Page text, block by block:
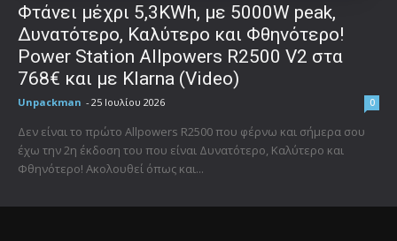
Φτάνει μέχρι 5,3KWh, με 5000W peak,
Δυνατότερο, Καλύτερο και Φθηνότερο!
Power Station Allpowers R2500 V2 στα
768€ και με Klarna (Video)
Unpackman - 25 Ιουλίου 2026 0
Δεν είναι το πρώτο Allpowers R2500 που φέρνω και σήμερα σου
έχω την 2η έκδοση του που είναι Δυνατότερο, Καλύτερο και
Φθηνότερο! Ακολουθεί όπως και...